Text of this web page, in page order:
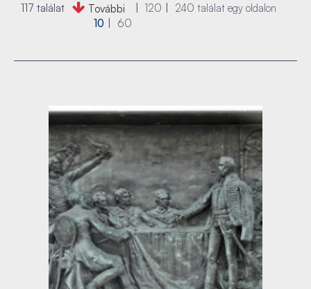
117 találat További 240 találat egy oldalon
120
60
10